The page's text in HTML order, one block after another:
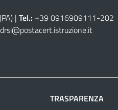
| Tel.: +39 0916909111-202
drsi@postacert.istruzione.it
TRASPARENZA